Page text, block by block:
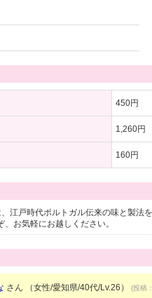
450円
1,260円
160円
江戸時代ポルトガル伝来の味と製法
お気軽にお越しください。
さん （女性/愛知県/40代/Lv.26） (投稿